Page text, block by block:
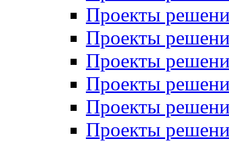
Проекты
Проекты
Проекты
Проекты
Проекты
Проекты